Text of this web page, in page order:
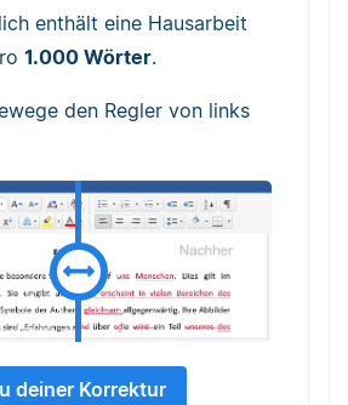
enthält eine Hausarbeit
1.000 Wörter.
den Regler von links
deiner Korrektur